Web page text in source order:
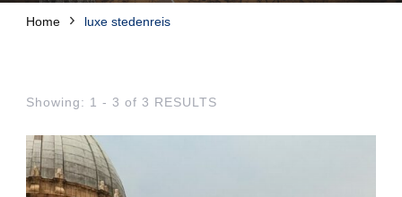
Home luxe stedenreis
Showing: 1 - 3 of 3 RESULTS